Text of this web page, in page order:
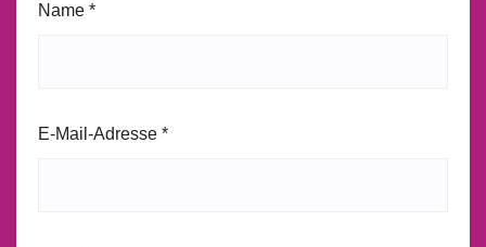
Name *
E-Mail-Adresse *